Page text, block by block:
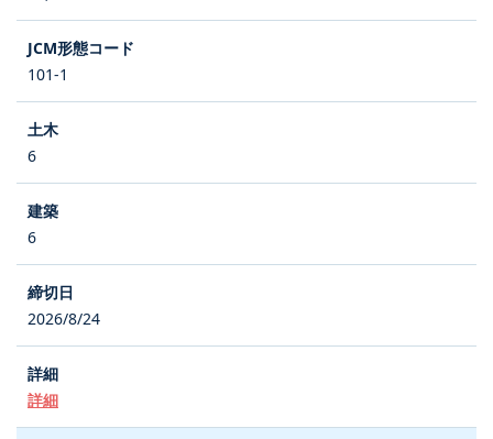
101-1
6
6
2026/8/24
詳細